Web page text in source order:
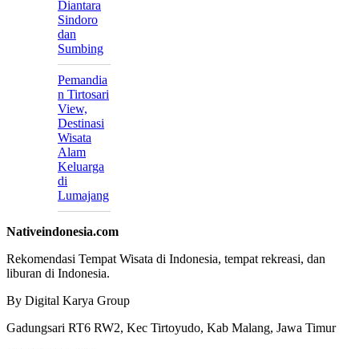
Diantara
Sindoro
dan
Sumbing
Pemandia
n Tirtosari
View,
Destinasi
Wisata
Alam
Keluarga
di
Lumajang
Nativeindonesia.com
Rekomendasi Tempat Wisata di Indonesia, tempat rekreasi, dan
liburan di Indonesia.
By Digital Karya Group
Gadungsari RT6 RW2, Kec Tirtoyudo, Kab Malang, Jawa Timur